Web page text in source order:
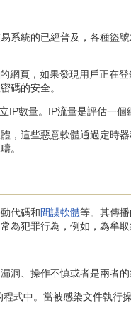
系統的已經普及，各種盜
頁，如果發現用戶正在登
碼的安全。
數量。IP流量是評估一個
這些惡意軟體通過定時
。
代碼和間諜軟體等。其傳
為犯罪行為，例如，為牟
、操作不慎或者是兩者的
中。當被感染文件執行